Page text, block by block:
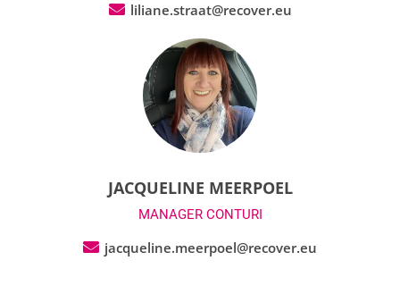
liliane.straat@recover.eu
JACQUELINE MEERPOEL
MANAGER CONTURI
jacqueline.meerpoel@recover.eu